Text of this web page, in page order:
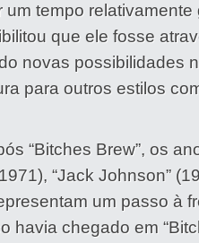
um tempo
que ele fosse
novas possibilidades
para outros estilos
“Bitches Brew”, os
“Jack Johnson”
um passo à
havia chegado em